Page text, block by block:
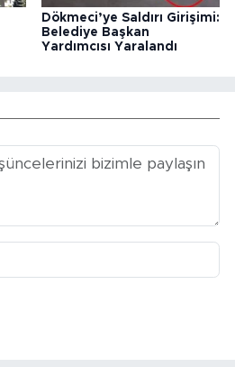
Dökmeci’ye Saldırı Girişimi:
Belediye Başkan
Yardımcısı Yaralandı